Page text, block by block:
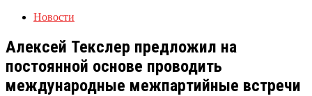
Новости
Алексей Текслер предложил на
постоянной основе проводить
международные межпартийные встречи